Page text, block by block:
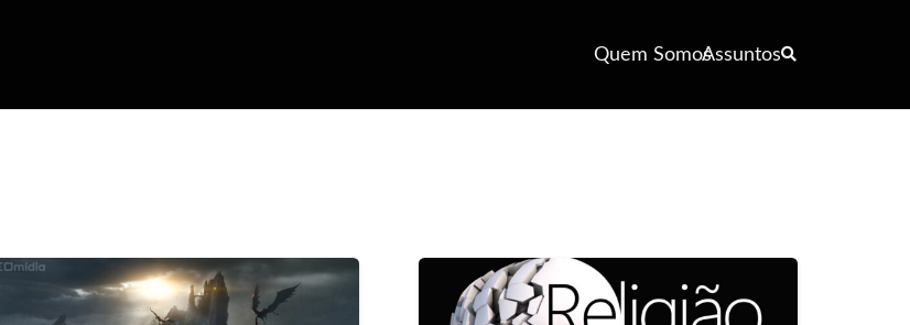
Quem SomosAssuntos